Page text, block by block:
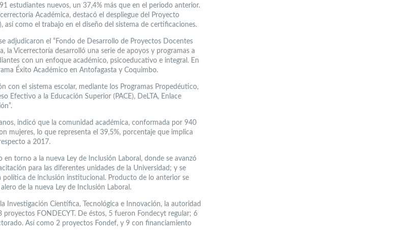
estudiantes nuevos, un 37,4% más que en el periodo anterior.
Académica, destacó el despliegue del Proyecto
así como el trabajo en el diseño del sistema de certificaciones.
adjudicaron el “Fondo de Desarrollo de Proyectos Docentes
la Vicerrectoría desarrolló una serie de apoyos y programas a
con un enfoque académico, psicoeducativo e integral. En
Éxito Académico en Antofagasta y Coquimbo.
con el sistema escolar, mediante los Programas Propedéutico,
Efectivo a la Educación Superior (PACE), DeLTA, Enlace
indicó que la comunidad académica, conformada por 940
mujeres, lo que representa el 39,5%, porcentaje que implica
a 2017.
en torno a la nueva Ley de Inclusión Laboral, donde se avanzó
para las diferentes unidades de la Universidad; y se
política de inclusión institucional. Producto de lo anterior se
de la nueva Ley de Inclusión Laboral.
Investigación Científica, Tecnológica e Innovación, la autoridad
proyectos FONDECYT. De éstos, 5 fueron Fondecyt regular; 6
Así como 2 proyectos Fondef, y 9 con financiamiento